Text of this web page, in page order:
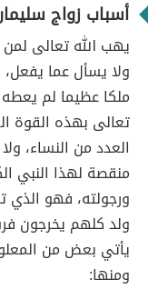
أسباب زواج
يهب الله تعالى
ولا يسأل عما
ملكا عظيما لم
تعالى بهذه القوة
العدد من النساء،
منقصة لهذا النبي
ورجولته، فهو الذي
ولد كلهم يخرجون
يأتي بعض من
ومنها: